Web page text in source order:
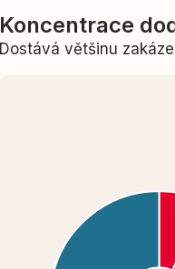
Koncentrace
Dostává většinu